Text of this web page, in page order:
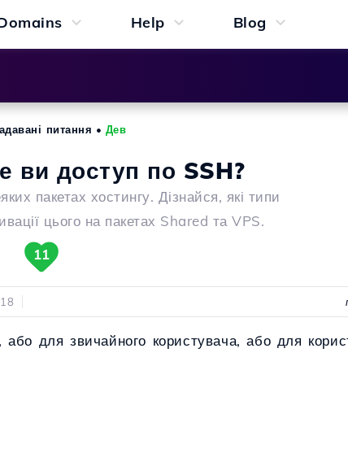
Help Blog
питання • Дев
ви доступ по SSH?
пакетах хостингу. Дізнайся, які типи
цього на пакетах Shared та VPS.
11
для звичайного користувача, або для